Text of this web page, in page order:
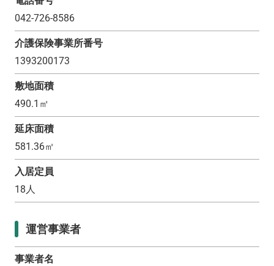
042-726-8586
介護保険事業所番号
1393200173
敷地面積
490.1 ㎡
延床面積
581.36㎡
入居定員
18人
運営事業者
事業者名